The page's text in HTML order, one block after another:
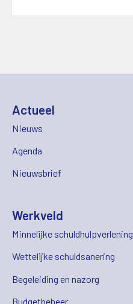
Actueel
Nieuws
Agenda
Nieuwsbrief
Werkveld
Minnelijke schuldhulpverlening
Wettelijke schuldsanering
Begeleiding en nazorg
Budgetbeheer